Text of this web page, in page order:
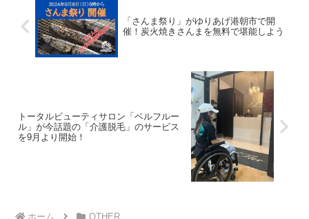
「さんま祭り」がゆりあげ港朝市で開
催！炭火焼きさんまを無料で堪能しよう
トータルビューティサロン「ベルフルー
ル」が今話題の「介護脱毛」のサービス
を9月より開始！
ホーム OTHER